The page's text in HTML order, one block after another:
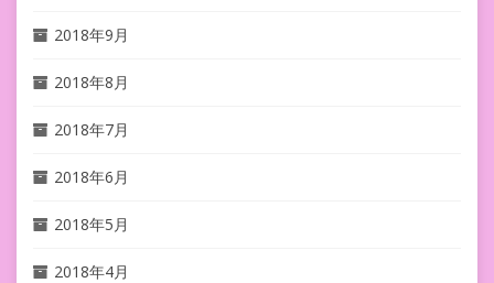
2018年9月
2018年8月
2018年7月
2018年6月
2018年5月
2018年4月